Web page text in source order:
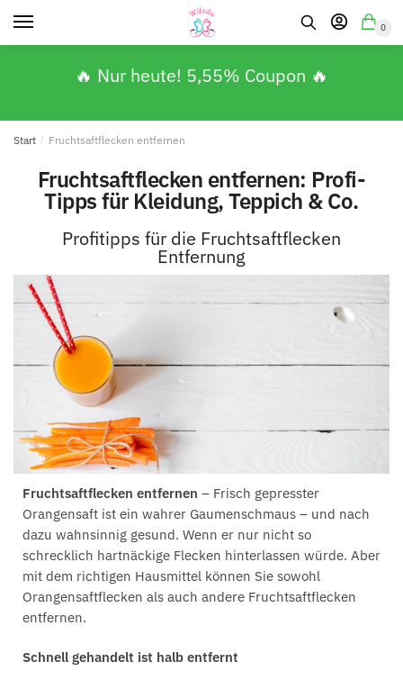
0
🔥 Nur heute! 5,55% Coupon 🔥
Start / Fruchtsaftflecken entfernen
Fruchtsaftflecken entfernen: Profi-
Tipps für Kleidung, Teppich & Co.
Profitipps für die Fruchtsaftflecken
Entfernung
Fruchtsaftflecken entfernen – Frisch gepresster
Orangensaft ist ein wahrer Gaumenschmaus – und nach
dazu wahnsinnig gesund. Wenn er nur nicht so
schrecklich hartnäckige Flecken hinterlassen würde. Aber
mit dem richtigen Hausmittel können Sie sowohl
Orangensaftflecken als auch andere Fruchtsaftflecken
entfernen.
Schnell gehandelt ist halb entfernt